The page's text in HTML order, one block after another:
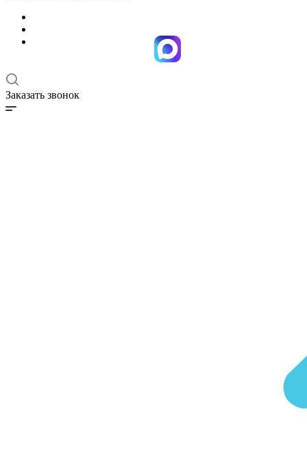
Заказать звонок